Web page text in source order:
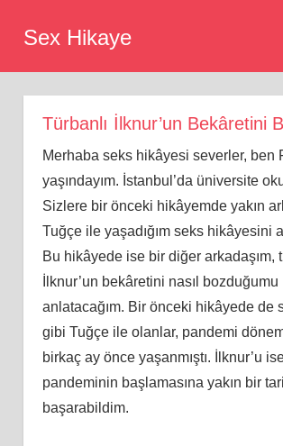
Sex Hikaye
Türbanlı İlknur’un Bekâretini
Merhaba seks hikâyesi severler, ben
yaşındayım. İstanbul’da üniversite
Sizlere bir önceki hikâyemde yakın
Tuğçe ile yaşadığım seks hikâyesini
Bu hikâyede ise bir diğer arkadaşım,
İlknur’un bekâretini nasıl bozduğumu
anlatacağım. Bir önceki hikâyede de
gibi Tuğçe ile olanlar, pandemi
birkaç ay önce yaşanmıştı. İlknur’u
pandeminin başlamasına yakın bir
başarabildim.